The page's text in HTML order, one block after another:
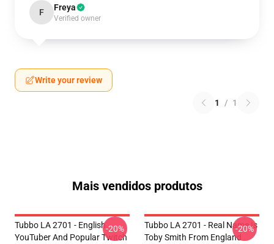
F Freya
Verified owner
Write your review
1 / 1
Mais vendidos produtos
Tubbo LA 2701 - English
YouTuber And Popular Twitch
-20%
Tubbo LA 2701 - Real Name Is
Toby Smith From England
-20%